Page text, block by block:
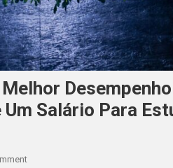
Salário Para